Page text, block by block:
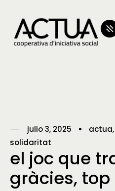
julio 3, 2025 actua
solidaritat
el joc que
gràcies, top